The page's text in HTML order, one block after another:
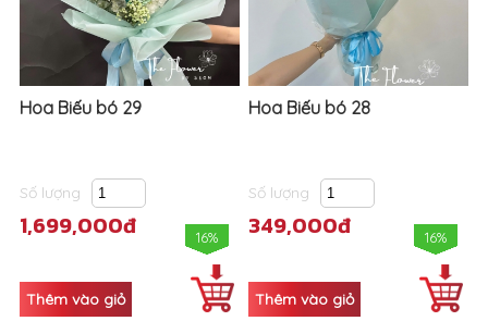
Hoa Biếu bó 29
Số lượng
1,699,000đ 16%
Hoa Biếu bó 28
Số lượng
349,000đ 16%